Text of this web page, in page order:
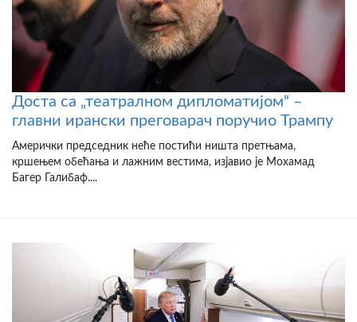
Доста са „театралном дипломатијом“ –
главни ирански преговарач поручио Трампу
Амерички председник неће постићи ништа претњама,
кршењем обећања и лажним вестима, изјавио је Мохамад
Багер Галибаф....